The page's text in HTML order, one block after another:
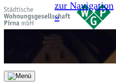
zur Navigation
»